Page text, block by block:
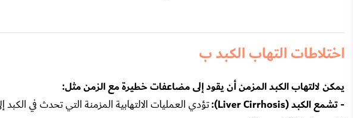
اختلاطات التهاب الكبد ب
يمكن لالتهاب الكبد المزمن أن يقود إلى مضاعفات خطيرة مع الزمن مثل:
- تشمع الكبد (Liver Cirrhosis):
تؤدي العمليات الالتهابية المزمنة التي تحدث في